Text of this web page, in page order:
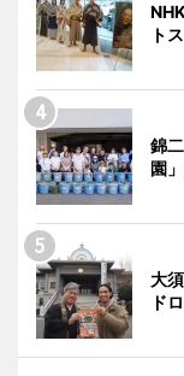
ト
錦
園
大
ド